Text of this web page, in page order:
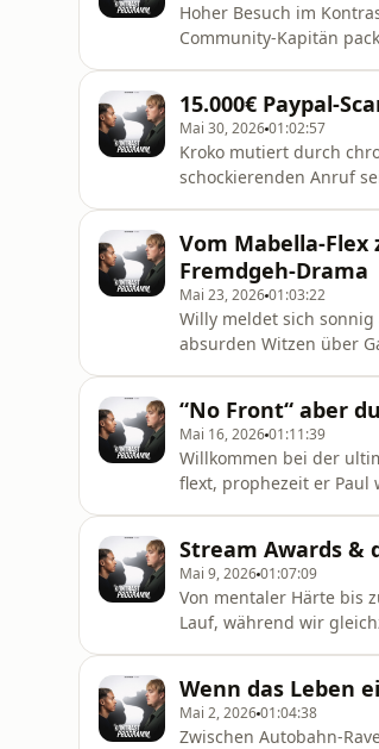
Hoher Besuch im
Community-Kapitän
exklusive Dating-Tipps,
15.000€ Paypal-
Mai 30, 202601:02:57
Kroko mutiert durch
schockierenden Anruf
Ablenkung vom Finanz-
Vom Mabella-Flex
Fremdgeh-Drama
Mai 23, 202601:03:22
Willy meldet sich sonnig
absurden Witzen über
Beziehungstipps : Sie ra
“No Front“ aber
Mai 16, 202601:11:39
Willkommen bei der
flext, prophezeit er Paul
unseren größten
Stream Awards &
Mai 9, 202601:07:09
Von mentaler Härte bis
Lauf, während wir
dem eine wertvolle Poké
Wenn das Leben
Mai 2, 202601:04:38
​Zwischen Autobahn-